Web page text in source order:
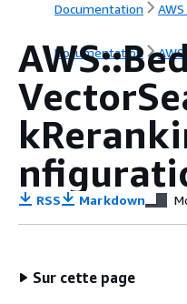
Documentation
Documentation
RSS Markdown
Sur cette page